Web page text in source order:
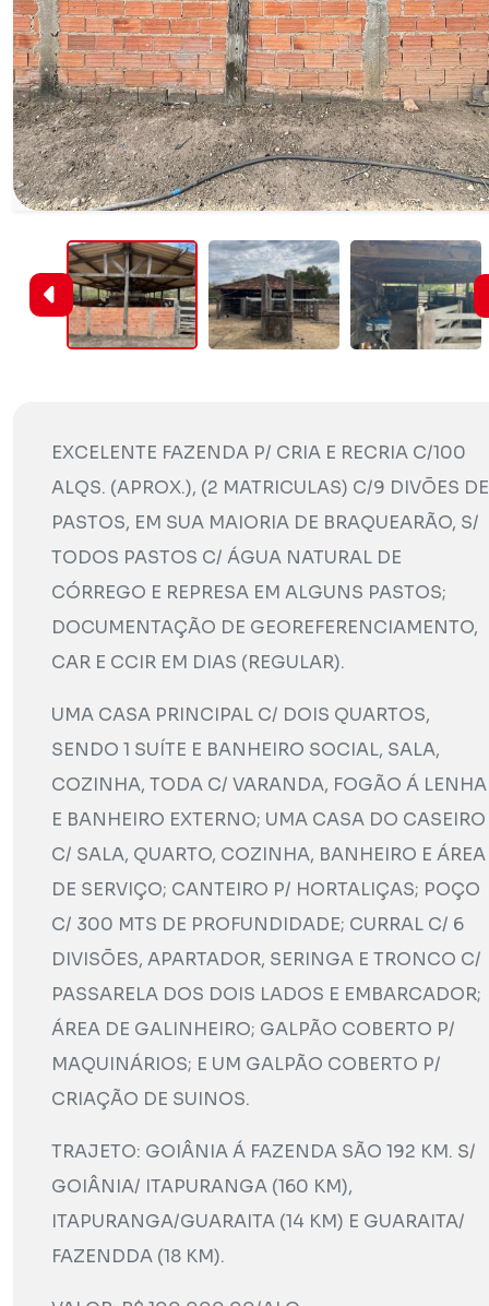
EXCELENTE FAZENDA P/ CRIA E RECRIA C/100
ALQS. (APROX.), (2 MATRICULAS) C/9 DIVÕES DE
PASTOS, EM SUA MAIORIA DE BRAQUEARÃO, S/
TODOS PASTOS C/ ÁGUA NATURAL DE
CÓRREGO E REPRESA EM ALGUNS PASTOS;
DOCUMENTAÇÃO DE GEOREFERENCIAMENTO,
CAR E CCIR EM DIAS (REGULAR).
UMA CASA PRINCIPAL C/ DOIS QUARTOS,
SENDO 1 SUÍTE E BANHEIRO SOCIAL, SALA,
COZINHA, TODA C/ VARANDA, FOGÃO Á LENHA
E BANHEIRO EXTERNO; UMA CASA DO CASEIRO
C/ SALA, QUARTO, COZINHA, BANHEIRO E ÁREA
DE SERVIÇO; CANTEIRO P/ HORTALIÇAS; POÇO
C/ 300 MTS DE PROFUNDIDADE; CURRAL C/ 6
DIVISÕES, APARTADOR, SERINGA E TRONCO C/
PASSARELA DOS DOIS LADOS E EMBARCADOR;
ÁREA DE GALINHEIRO; GALPÃO COBERTO P/
MAQUINÁRIOS; E UM GALPÃO COBERTO P/
CRIAÇÃO DE SUINOS.
TRAJETO: GOIÂNIA Á FAZENDA SÃO 192 KM. S/
GOIÂNIA/ ITAPURANGA (160 KM),
ITAPURANGA/GUARAITA (14 KM) E GUARAITA/
FAZENDDA (18 KM).